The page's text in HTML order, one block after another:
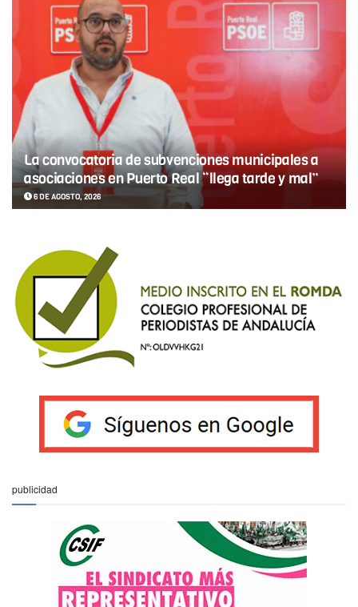
La convocatoria de subvenciones municipales a
asociaciones en Puerto Real “llega tarde y mal”
6 DE AGOSTO, 2026
publicidad